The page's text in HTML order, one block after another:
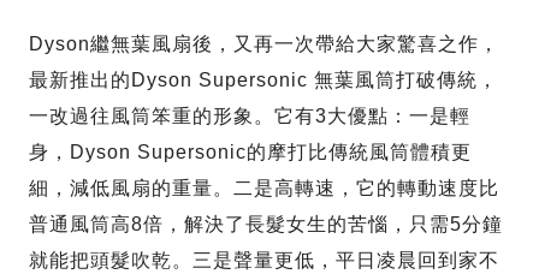
Dyson繼無葉風扇後，又再一次帶給大家驚喜之作，
最新推出的Dyson Supersonic 無葉風筒打破傳統，
一改過往風筒笨重的形象。它有3大優點：一是輕
身，Dyson Supersonic的摩打比傳統風筒體積更
細，減低風扇的重量。二是高轉速，它的轉動速度比
普通風筒高8倍，解決了長髮女生的苦惱，只需5分鐘
就能把頭髮吹乾。三是聲量更低，平日凌晨回到家不